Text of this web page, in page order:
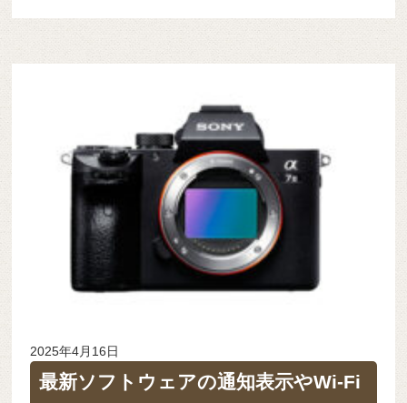
2025年4月16日
最新ソフトウェアの通知表示やWi-Fi